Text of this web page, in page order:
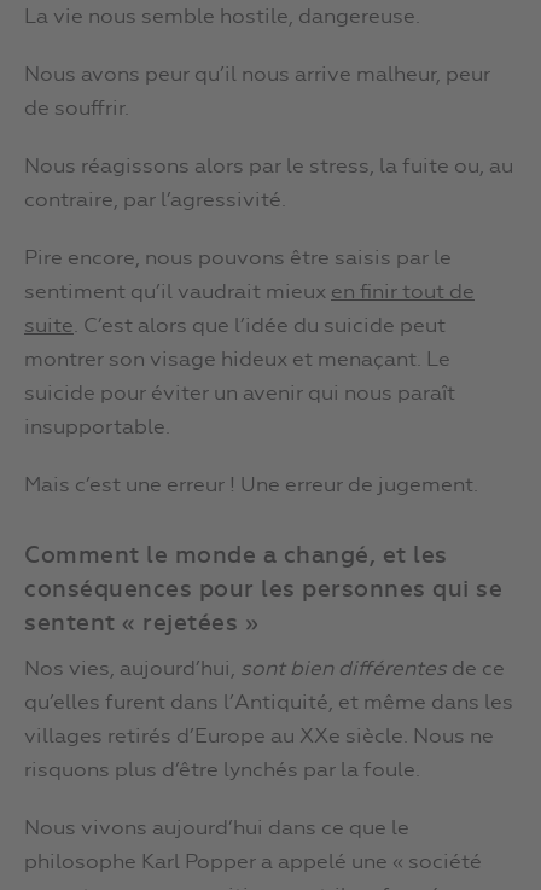
La vie nous semble hostile, dangereuse.
Nous avons peur qu’il nous arrive malheur, peur
de souffrir.
Nous réagissons alors par le stress, la fuite ou, au
contraire, par l’agressivité.
Pire encore, nous pouvons être saisis par le
sentiment qu’il vaudrait mieux en finir tout de
suite. C’est alors que l’idée du suicide peut
montrer son visage hideux et menaçant. Le
suicide pour éviter un avenir qui nous paraît
insupportable.
Mais c’est une erreur ! Une erreur de jugement.
Comment le monde a changé, et les
conséquences pour les personnes qui se
sentent « rejetées »
Nos vies, aujourd’hui, sont bien différentes de ce
qu’elles furent dans l’Antiquité, et même dans les
villages retirés d’Europe au XXe siècle. Nous ne
risquons plus d’être lynchés par la foule.
Nous vivons aujourd’hui dans ce que le
philosophe Karl Popper a appelé une « société